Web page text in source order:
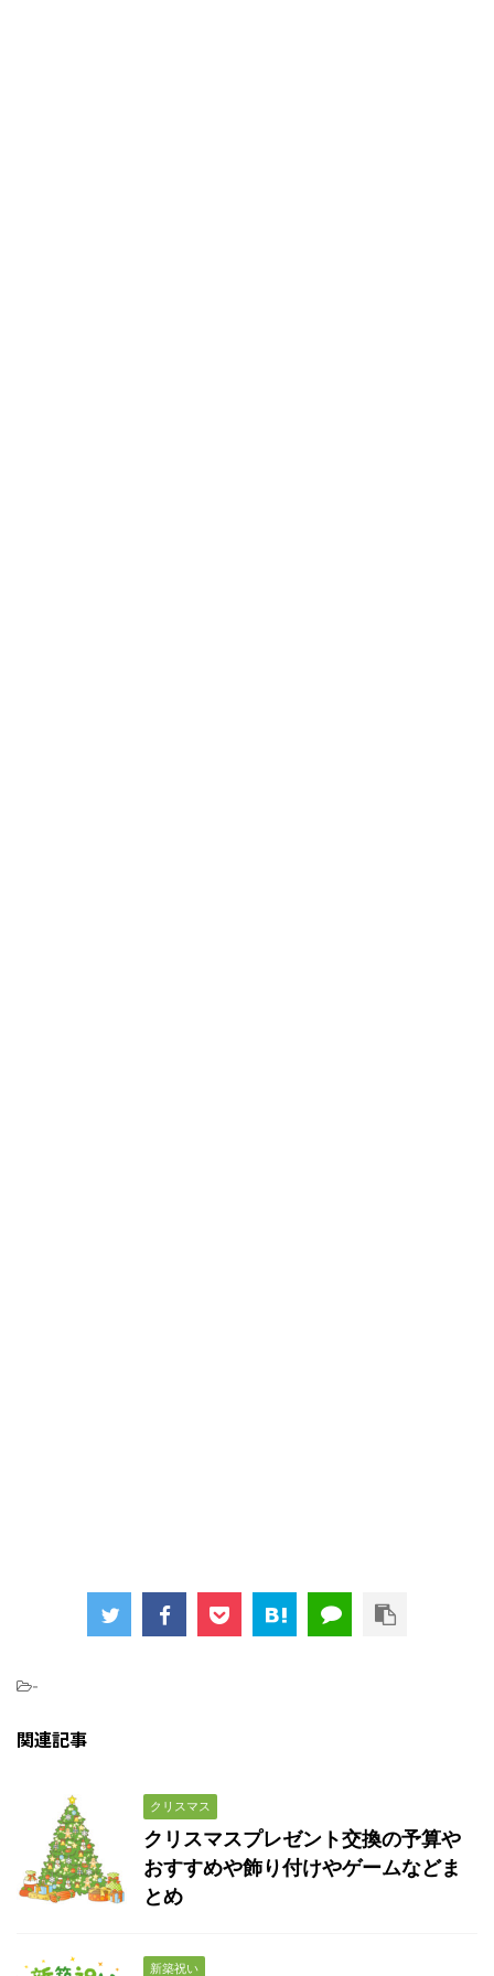
-
関連記事
クリスマス
クリスマスプレゼント交換の予算や
おすすめや飾り付けやゲームなどま
とめ
新築祝い